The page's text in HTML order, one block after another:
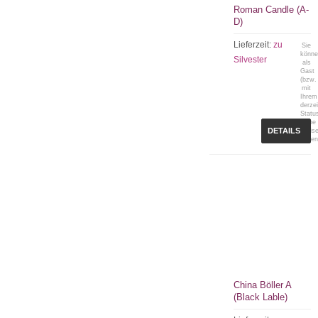
Roman Candle (A-
D)
Lieferzeit:zu
Silvester
Sie
als
Gast
(bzw.
mit
Ihrem
keine
DETAILS
China Böller A
(Black Lable)